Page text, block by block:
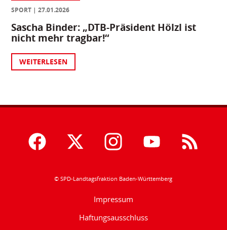
SPORT
27.01.2026
Sascha Binder: „DTB-Präsident Hölzl ist
nicht mehr tragbar!“
WEITERLESEN
© SPD-Landtagsfraktion Baden-Württemberg
Impressum
Haftungsausschluss